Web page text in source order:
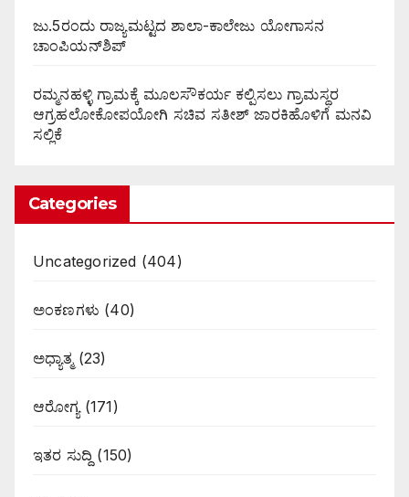
ಜು.5ರಂದು ರಾಜ್ಯಮಟ್ಟದ ಶಾಲಾ-ಕಾಲೇಜು ಯೋಗಾಸನ
ಚಾಂಪಿಯನ್‌ಶಿಪ್
ರಮ್ಮನಹಳ್ಳಿ ಗ್ರಾಮಕ್ಕೆ ಮೂಲಸೌಕರ್ಯ ಕಲ್ಪಿಸಲು ಗ್ರಾಮಸ್ಥರ
ಆಗ್ರಹಲೋಕೋಪಯೋಗಿ ಸಚಿವ ಸತೀಶ್ ಜಾರಕಿಹೊಳಿಗೆ ಮನವಿ
ಸಲ್ಲಿಕೆ
Categories
Uncategorized (404)
ಅಂಕಣಗಳು (40)
ಅಧ್ಯಾತ್ಮ(23)
ಆರೋಗ್ಯ(171)
ಇತರ ಸುದ್ದಿ (150)